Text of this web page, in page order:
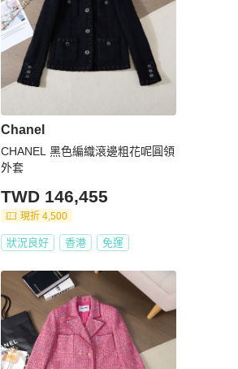
Chanel
CHANEL 黑色編織滾邊粗花呢圓領
外套
TWD 146,455
現折 4,500
狀況良好 香港 免運